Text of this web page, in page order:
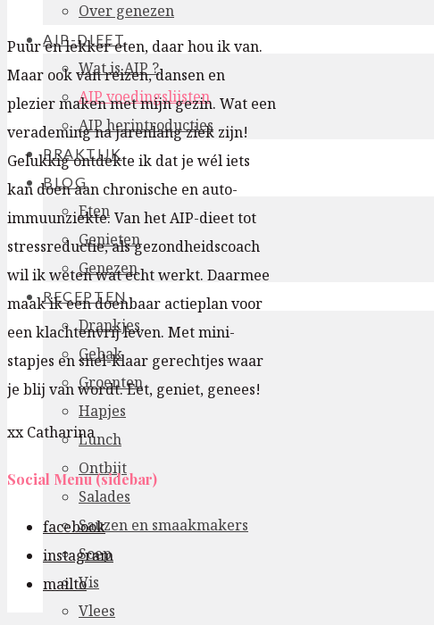
Over genezen
AIP-DIEET
Wat is AIP ?
AIP voedingslijsten
AIP herintroducties
PRAKTIJK
BLOG
Eten
Genieten
Genezen
RECEPTEN
Drankjes
Gebak
Groenten
Hapjes
Lunch
Ontbijt
Salades
Sauzen en smaakmakers
Soep
Vis
Vlees
Puur en lekker eten, daar hou ik van.
Maar ook van reizen, dansen en
plezier maken met mijn gezin. Wat een
verademing na jarenlang ziek zijn!
Gelukkig ontdekte ik dat je wél iets
kan doen aan chronische en auto-
immuunziekte. Van het AIP-dieet tot
stressreductie, als gezondheidscoach
wil ik weten wat echt werkt. Daarmee
maak ik een doenbaar actieplan voor
een klachtenvrij leven. Met mini-
stapjes en snel-klaar gerechtjes waar
je blij van wordt. Eet, geniet, genees!
xx Catharina
Social Menu (sidebar)
facebook
instagram
mailto